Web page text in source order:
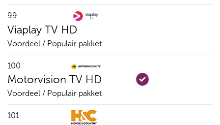
99
Viaplay TV HD
Voordeel / Populair pakket
100
Motorvision TV HD
Voordeel / Populair pakket
101